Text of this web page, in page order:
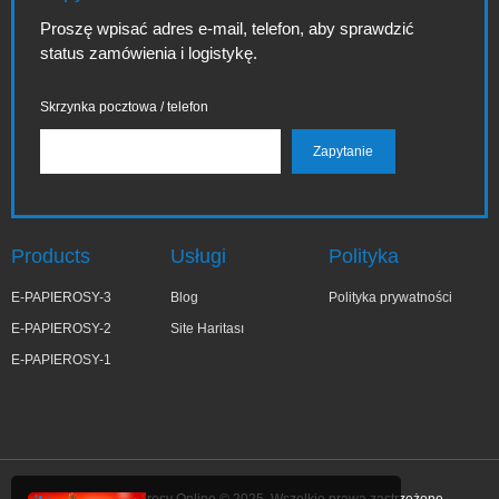
Proszę wpisać adres e-mail, telefon, aby sprawdzić
status zamówienia i logistykę.
Skrzynka pocztowa / telefon
Products
E-PAPIEROSY-3
E-PAPIEROSY-2
E-PAPIEROSY-1
Usługi
Blog
Site Haritası
Polityka
Polityka prywatności